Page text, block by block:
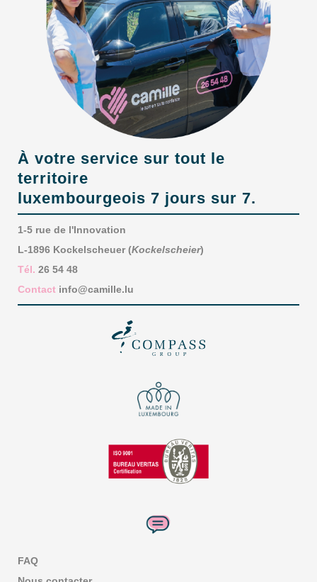
À votre service sur tout le
territoire
luxembourgeois 7 jours sur 7.
1-5 rue de l'Innovation
L-1896 Kockelscheuer (Kockelscheier)
Tél. 26 54 48
Contact info@camille.lu
FAQ